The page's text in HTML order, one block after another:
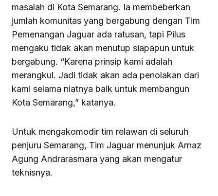
masalah di Kota Semarang. Ia membeberkan
jumlah komunitas yang bergabung dengan Tim
Pemenangan Jaguar ada ratusan, tapi Pilus
mengaku tidak akan menutup siapapun untuk
bergabung. “Karena prinsip kami adalah
merangkul. Jadi tidak akan ada penolakan dari
kami selama niatnya baik untuk membangun
Kota Semarang,” katanya.
Untuk mengakomodir tim relawan di seluruh
penjuru Semarang, Tim Jaguar menunjuk Arnaz
Agung Andrarasmara yang akan mengatur
teknisnya.